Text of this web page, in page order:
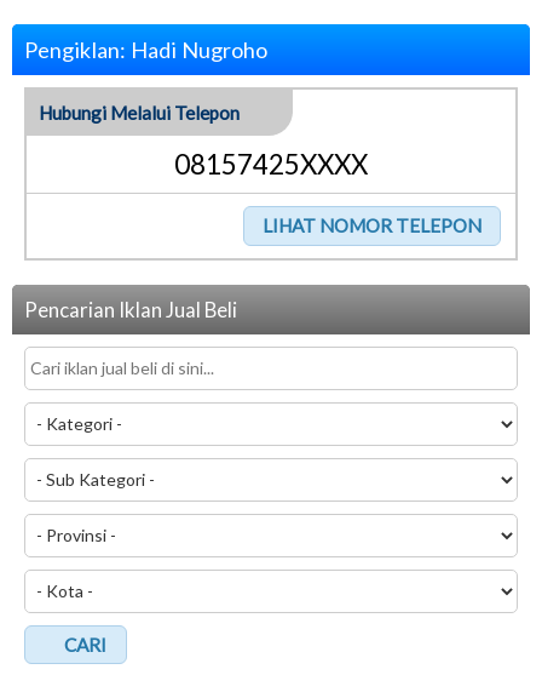
Pengiklan: Hadi Nugroho
Hubungi Melalui Telepon
08157425XXXX
Pencarian Iklan Jual Beli
CARI